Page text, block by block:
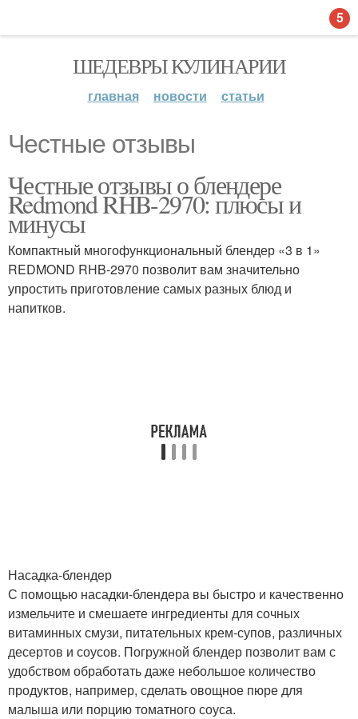
ШЕДЕВРЫ КУЛИНАРИИ
главная новости статьи
Честные отзывы
Честные отзывы о блендере
Redmond RHB-2970: плюсы и
минусы
Компактный многофункциональный блендер «3 в 1»
REDMOND RHB-2970 позволит вам значительно
упростить приготовление самых разных блюд и
напитков.
Насадка-блендер
С помощью насадки-блендера вы быстро и качественно
измельчите и смешаете ингредиенты для сочных
витаминных смузи, питательных крем-супов, различных
десертов и соусов. Погружной блендер позволит вам с
удобством обработать даже небольшое количество
продуктов, например, сделать овощное пюре для
малыша или порцию томатного соуса.
5